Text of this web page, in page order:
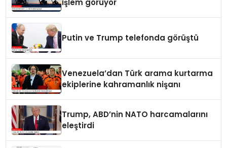
işlem görüyor
Putin ve Trump telefonda görüştü
Venezuela’dan Türk arama kurtarma
ekiplerine kahramanlık nişanı
Trump, ABD’nin NATO harcamalarını
eleştirdi